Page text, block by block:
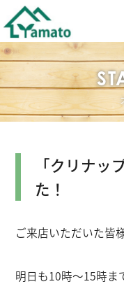
「クリナッ
た！
ご来店いただいた皆
明日も10時〜15時ま